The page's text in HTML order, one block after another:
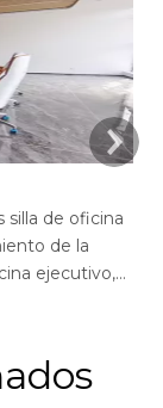
silla de oficina
de la
ejecutivo,